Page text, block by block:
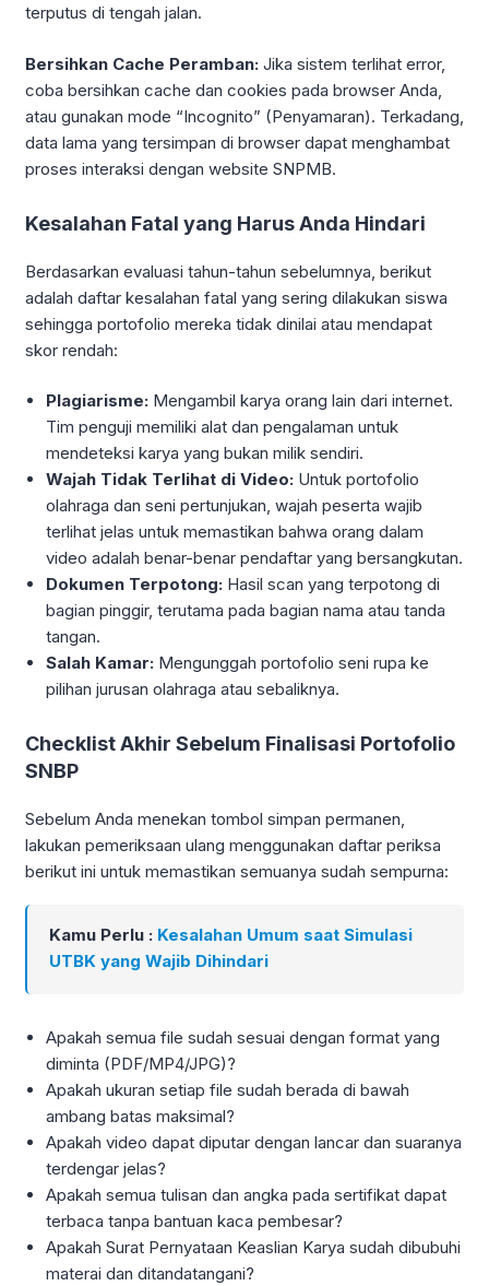
terputus di tengah jalan.
Bersihkan Cache Peramban: Jika sistem terlihat error,
coba bersihkan cache dan cookies pada browser Anda,
atau gunakan mode “Incognito” (Penyamaran). Terkadang,
data lama yang tersimpan di browser dapat menghambat
proses interaksi dengan website SNPMB.
Kesalahan Fatal yang Harus Anda Hindari
Berdasarkan evaluasi tahun-tahun sebelumnya, berikut
adalah daftar kesalahan fatal yang sering dilakukan siswa
sehingga portofolio mereka tidak dinilai atau mendapat
skor rendah:
Plagiarisme: Mengambil karya orang lain dari internet.
Tim penguji memiliki alat dan pengalaman untuk
mendeteksi karya yang bukan milik sendiri.
Wajah Tidak Terlihat di Video: Untuk portofolio
olahraga dan seni pertunjukan, wajah peserta wajib
terlihat jelas untuk memastikan bahwa orang dalam
video adalah benar-benar pendaftar yang bersangkutan.
Dokumen Terpotong: Hasil scan yang terpotong di
bagian pinggir, terutama pada bagian nama atau tanda
tangan.
Salah Kamar: Mengunggah portofolio seni rupa ke
pilihan jurusan olahraga atau sebaliknya.
Checklist Akhir Sebelum Finalisasi Portofolio
SNBP
Sebelum Anda menekan tombol simpan permanen,
lakukan pemeriksaan ulang menggunakan daftar periksa
berikut ini untuk memastikan semuanya sudah sempurna:
Kamu Perlu : Kesalahan Umum saat Simulasi
UTBK yang Wajib Dihindari
Apakah semua file sudah sesuai dengan format yang
diminta (PDF/MP4/JPG)?
Apakah ukuran setiap file sudah berada di bawah
ambang batas maksimal?
Apakah video dapat diputar dengan lancar dan suaranya
terdengar jelas?
Apakah semua tulisan dan angka pada sertifikat dapat
terbaca tanpa bantuan kaca pembesar?
Apakah Surat Pernyataan Keaslian Karya sudah dibubuhi
materai dan ditandatangani?